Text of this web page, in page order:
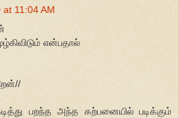
11:04 AM
என்பதால்
பறந்த அந்த கற்பனையில் படிக்கும்